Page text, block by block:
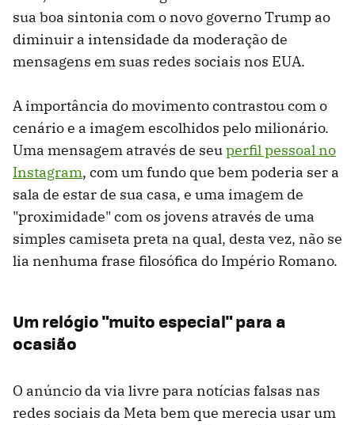
sua boa sintonia com o novo governo Trump ao
diminuir a intensidade da moderação de
mensagens em suas redes sociais nos EUA.
A importância do movimento contrastou com o
cenário e a imagem escolhidos pelo milionário.
Uma mensagem através de seuperfil pessoal no
Instagram, com um fundo que bem poderia ser a
sala de estar de sua casa, e uma imagem de
"proximidade" com os jovens através de uma
simples camiseta preta na qual, desta vez, não se
lia nenhuma frase filosófica do Império Romano.
Um relógio "muito especial" para a
ocasião
O anúncio da via livre para notícias falsas nas
redes sociais da Meta bem que merecia usar um